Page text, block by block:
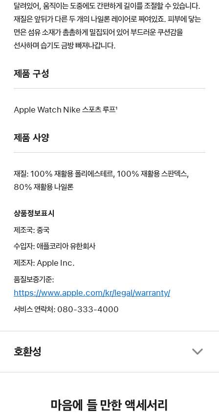
달려있어, 움직이는 도중에도 간편하게 길이를 조절할 수 있습니다.
재질은 앞뒤가 다른 두 개의 나일론 레이어로 짜여있죠. 피부에 닿는
면은 섬유 소재가 촘촘하게 밀집되어 있어 부드러운 쿠션감을
선사하며 습기도 금방 빠져나갑니다.
제품 구성
Apple Watch Nike 스포츠 루프¹
제품 사양
재질: 100% 재활용 폴리에스테르, 100% 재활용 스판덱스,
80% 재활용 나일론
상품정보표시
제조국: 중국
수입자: 애플코리아 유한회사
제조자: Apple Inc.
품질보증기준:
https://www.apple.com/kr/legal/warranty/
서비스 연락처: 080-333-4000
호환성
마음에 들 만한 액세서리